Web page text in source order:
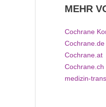
MEHR
Cochrane
Cochrane.de
Cochrane.at
Cochrane.ch
medizin-